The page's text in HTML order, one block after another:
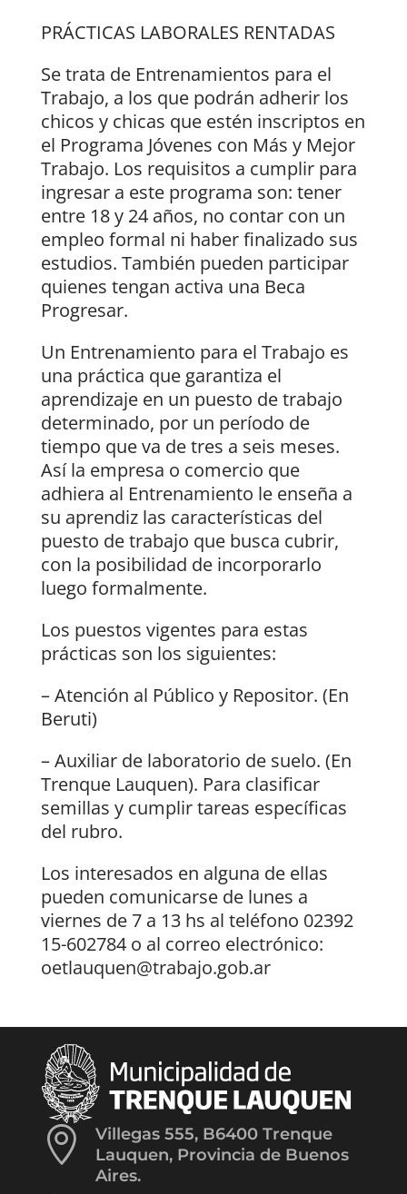
PRÁCTICAS LABORALES RENTADAS
Se trata de Entrenamientos para el
Trabajo, a los que podrán adherir los
chicos y chicas que estén inscriptos en
el Programa Jóvenes con Más y Mejor
Trabajo. Los requisitos a cumplir para
ingresar a este programa son: tener
entre 18 y 24 años, no contar con un
empleo formal ni haber finalizado sus
estudios. También pueden participar
quienes tengan activa una Beca
Progresar.
Un Entrenamiento para el Trabajo es
una práctica que garantiza el
aprendizaje en un puesto de trabajo
determinado, por un período de
tiempo que va de tres a seis meses.
Así la empresa o comercio que
adhiera al Entrenamiento le enseña a
su aprendiz las características del
puesto de trabajo que busca cubrir,
con la posibilidad de incorporarlo
luego formalmente.
Los puestos vigentes para estas
prácticas son los siguientes:
– Atención al Público y Repositor. (En
Beruti)
– Auxiliar de laboratorio de suelo. (En
Trenque Lauquen). Para clasificar
semillas y cumplir tareas específicas
del rubro.
Los interesados en alguna de ellas
pueden comunicarse de lunes a
viernes de 7 a 13 hs al teléfono 02392
15-602784 o al correo electrónico:
oetlauquen@trabajo.gob.ar

Villegas 555, B6400 Trenque
Lauquen, Provincia de Buenos
Aires.